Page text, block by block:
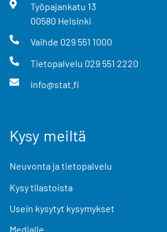
Työpajankatu 13
00580 Helsinki
Vaihde 029 551 1000
Tietopalvelu 029 551 2220
info@stat.fi
Kysy meiltä
Neuvonta ja tietopalvelu
Kysy tilastoista
Usein kysytyt kysymykset
Medialle